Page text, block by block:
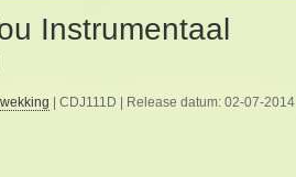
Instrumentaal
| CDJ111D | Release datum: 02-07-2014